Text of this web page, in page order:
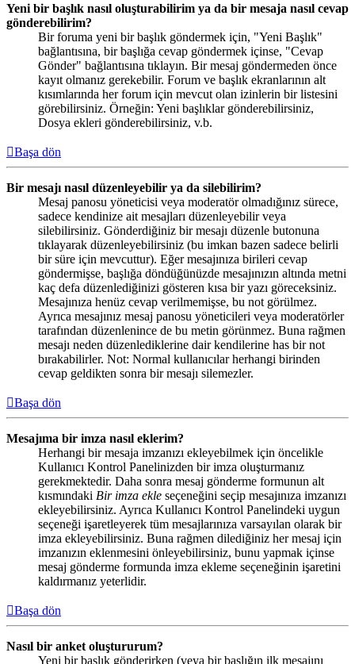
Yeni bir başlık nasıl oluşturabilirim ya da bir mesaja nasıl cevap
gönderebilirim?
Bir foruma yeni bir başlık göndermek için, "Yeni Başlık"
bağlantısına, bir başlığa cevap göndermek içinse, "Cevap
Gönder" bağlantısına tıklayın. Bir mesaj göndermeden önce
kayıt olmanız gerekebilir. Forum ve başlık ekranlarının alt
kısımlarında her forum için mevcut olan izinlerin bir listesini
görebilirsiniz. Örneğin: Yeni başlıklar gönderebilirsiniz,
Dosya ekleri gönderebilirsiniz, v.b.
Başa dön
Bir mesajı nasıl düzenleyebilir ya da silebilirim?
Mesaj panosu yöneticisi veya moderatör olmadığınız sürece,
sadece kendinize ait mesajları düzenleyebilir veya
silebilirsiniz. Gönderdiğiniz bir mesajı düzenle butonuna
tıklayarak düzenleyebilirsiniz (bu imkan bazen sadece belirli
bir süre için mevcuttur). Eğer mesajınıza birileri cevap
göndermişse, başlığa döndüğünüzde mesajınızın altında metni
kaç defa düzenlediğinizi gösteren kısa bir yazı göreceksiniz.
Mesajınıza henüz cevap verilmemişse, bu not görülmez.
Ayrıca mesajınız mesaj panosu yöneticileri veya moderatörler
tarafından düzenlenince de bu metin görünmez. Buna rağmen
mesajı neden düzenlediklerine dair kendilerine has bir not
bırakabilirler. Not: Normal kullanıcılar herhangi birinden
cevap geldikten sonra bir mesajı silemezler.
Başa dön
Mesajıma bir imza nasıl eklerim?
Herhangi bir mesaja imzanızı ekleyebilmek için öncelikle
Kullanıcı Kontrol Panelinizden bir imza oluşturmanız
gerekmektedir. Daha sonra mesaj gönderme formunun alt
kısmındaki Bir imza ekle seçeneğini seçip mesajınıza imzanızı
ekleyebilirsiniz. Ayrıca Kullanıcı Kontrol Panelindeki uygun
seçeneği işaretleyerek tüm mesajlarınıza varsayılan olarak bir
imza ekleyebilirsiniz. Buna rağmen dilediğiniz her mesaj için
imzanızın eklenmesini önleyebilirsiniz, bunu yapmak içinse
mesaj gönderme formunda imza ekleme seçeneğinin işaretini
kaldırmanız yeterlidir.
Başa dön
Nasıl bir anket oluştururum?
Yeni bir başlık gönderirken (veya bir başlığın ilk mesajını